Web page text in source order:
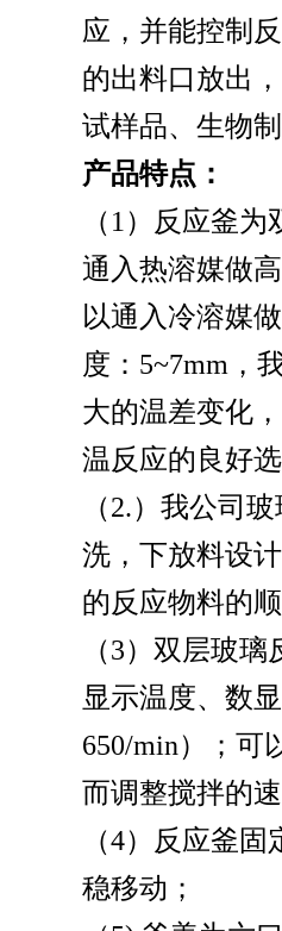
应，并能控制
的出料口放出
试样品、生物
产品特点：
（1）反应釜
通入热溶媒做
以通入冷溶媒
度：5~7mm，
大的温差变化
温反应的良好
（2.）我公司
洗，下放料设
的反应物料的
（3）双层玻
显示温度、数
650/min）；可
而调整搅拌的
（4）反应釜
稳移动；